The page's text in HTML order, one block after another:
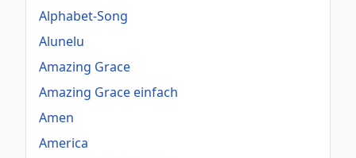
Alphabet-Song
Alunelu
Amazing Grace
Amazing Grace einfach
Amen
America